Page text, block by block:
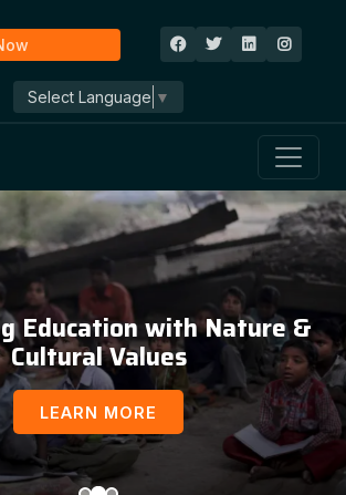
Select Language ▼
Education with Nature &
Cultural Values
LEARN MORE